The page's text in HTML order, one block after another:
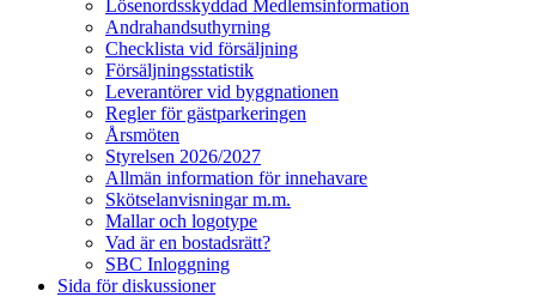
Lösenordsskyddad Medlemsinformation
Andrahandsuthyrning
Checklista vid försäljning
Försäljningsstatistik
Leverantörer vid byggnationen
Regler för gästparkeringen
Årsmöten
Styrelsen 2026/2027
Allmän information för innehavare
Skötselanvisningar m.m.
Mallar och logotype
Vad är en bostadsrätt?
SBC Inloggning
Sida för diskussioner